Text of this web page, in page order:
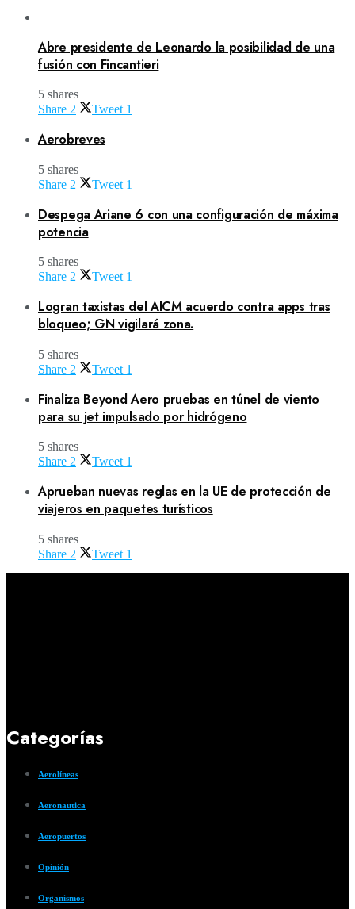
Abre presidente de Leonardo la posibilidad de una
fusión con Fincantieri
5 shares
Share 2 Tweet 1
Aerobreves
5 shares
Share 2 Tweet 1
Despega Ariane 6 con una configuración de máxima
potencia
5 shares
Share 2 Tweet 1
Logran taxistas del AICM acuerdo contra apps tras
bloqueo; GN vigilará zona.
5 shares
Share 2 Tweet 1
Finaliza Beyond Aero pruebas en túnel de viento
para su jet impulsado por hidrógeno
5 shares
Share 2 Tweet 1
Aprueban nuevas reglas en la UE de protección de
viajeros en paquetes turísticos
5 shares
Share 2 Tweet 1
Categorías
Aerolíneas
Aeronautica
Aeropuertos
Opinión
Organismos